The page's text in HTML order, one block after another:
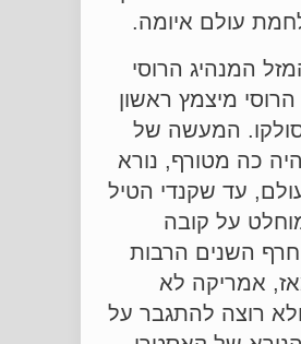
עולם איומה.
המנהיג הרוסי
מיצמץ ראשון
סולקו. המעשה של
כה מטורף, נורא
עד שקנדי הטיל
על קובה
חרף השנים הרבות
אמריקה לא
רוצה להתגבר על